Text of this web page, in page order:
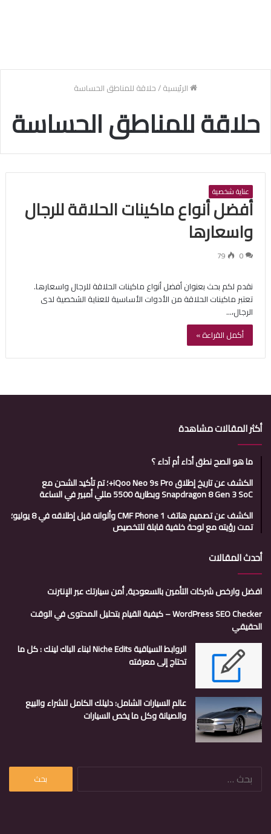
الرئيسية/حلاقة للمناطق الحساسة
حلاقة للمناطق الحساسة
عناية شخصية
أفضل أنواع ماكينات الحلاقة للرجال
واسعارها
0
79
نقدم لكم بحث بعنوان أفضل أنواع ماكينات الحلاقة للرجال واسعارها.
تعتبر ماكينات الحلاقة من الأدوات الأساسية للعناية الشخصية لدى
الرجال،…
أكمل القراءة »
أكثر المقالات مشاهدة
ما هو الصح نطق أداء أم آداء ؟
الكشف عن تاريخ إطلاق iQoo Neo 9s Pro+؛ تم تأكيد الشحن مع
Snapdragon 8 Gen 3 SoC وبطارية 5500 مللي أمبير في الساعة
الكشف عن تصميم هاتف CMF Phone 1 وألوانه قبل إطلاقه في 8 يوليو؛
تمت رؤيته مع لوحة خلفية قابلة للتخصيص
أحدث المقالات
افضل وارخص شركات التأمين بالسعودية, أمن سيارتك عبر الإنترنت
WordPress SEO Checker – كيفية القيام بتحليل المحتوى في الوقت
الحقيقي
الروابط السياقية Niche Edits لبناء الباك لينك : كل ما
تحتاج إلى معرفته
عالم السيارات الشامل: دليلك الكامل للشراء والبيع
والصيانة وكل ما يخص السيارات
البحث